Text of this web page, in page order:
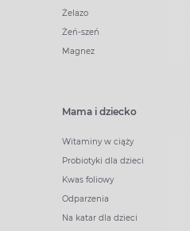
Żelazo
Żeń-szeń
Magnez
Mama i dziecko
Witaminy w ciąży
Probiotyki dla dzieci
Kwas foliowy
Odparzenia
Na katar dla dzieci